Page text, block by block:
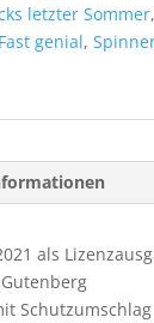
letzter Sommer,
Fast genial,
als
Schutzumschlag